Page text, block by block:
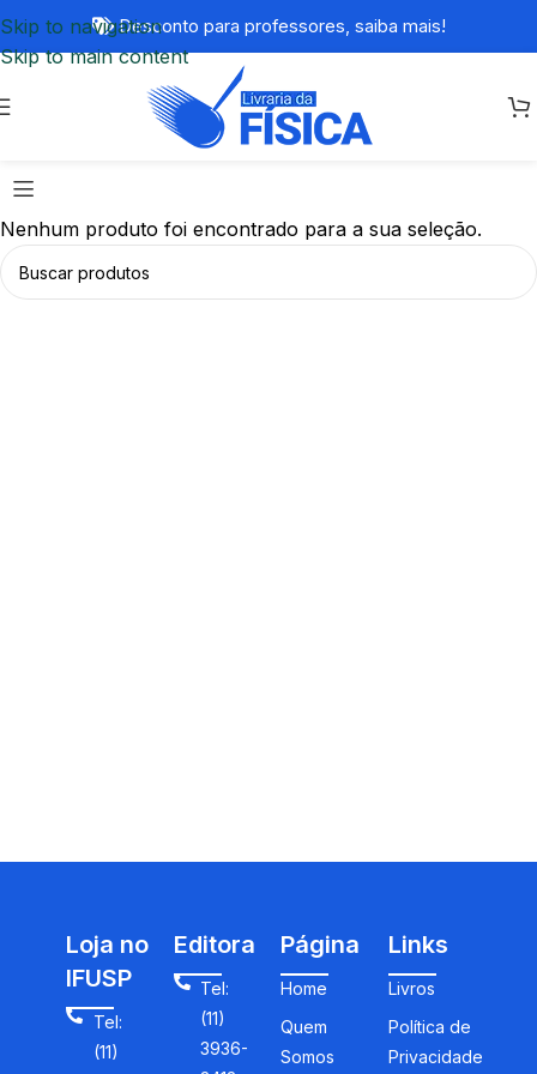
Skip to navigation
Skip to main content
Desconto para professores, saiba mais!
Nenhum produto foi encontrado para a sua seleção.
Loja no
IFUSP
Tel:
(11)
Editora
Tel:
(11)
3936-
Página
Home
Quem
Somos
Links
Livros
Política de
Privacidade